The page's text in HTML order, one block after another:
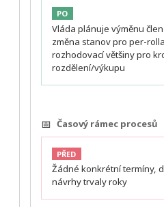
PO
Vláda plánuje výměnu
změna stanov pro per-
rozhodovací většiny pro
rozdělení/výkupu
📅 Časový rámec procesů
PŘED
Žádné konkrétní termíny,
návrhy trvaly roky